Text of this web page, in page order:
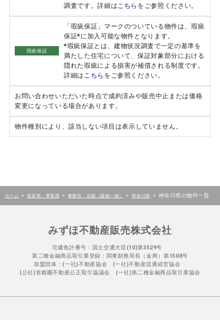
調査です。詳細は こちら をご参照ください。
瑕疵保証
「瑕疵保証」マークのついている物件は、瑕疵
保証*に加入可能な物件となります。
*瑕疵保証とは、建物状況調査で一定の基準を
満たした住宅について、保証対象部分における
隠れた瑕疵による損害が補償される制度です。
詳細は こちら をご参照ください。
お問い合わせいただいた時点で成約済みや販売中止または価格
変更になっている場合があります。
物件種別により、該当しない項目は表示していません。
ホーム > 投資用・事業用 > 事務所・店舗（建物一棟） > 神奈川県 > 神奈川県の物件一覧
みずほ不動産販売株式会社
宅建免許番号：国土交通大臣(10)第3529号
第二種金融商品取引業登録：関東財務局長（金商）第1508号
加盟団体：(一社)不動産協会 (一社)不動産流通経営協会
(公社)首都圏不動産公正取引協議会 (一社)第二種金融商品取引業協会